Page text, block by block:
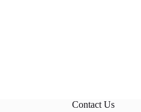
Contact Us